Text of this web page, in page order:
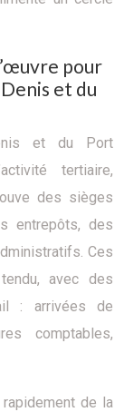
pour
et du
et du Port
tertiaire,
des sièges
entrepôts, des
Ces
avec des
: arrivées de
comptables,
de la